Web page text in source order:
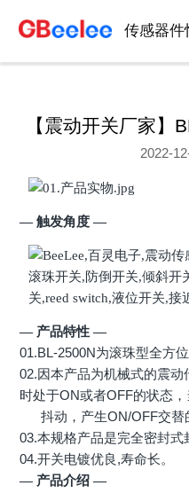
传感器件
【震动开关厂家】
2022-
— 触发角度—
— 产品特性—
01.BL-2500N为滚珠型全方
02.因本产品为机械式的震
时处于ON或者OFF的状态
抖动， 产生ON/OFF交替
03.本规格产品是完全密封式
04.开关电镀优良,寿命长。
— 产品介绍—